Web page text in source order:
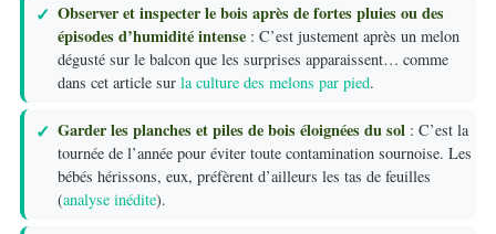
Observer et inspecter le bois après de fortes pluies ou des
épisodes d’humidité intense : C’est justement après un melon
dégusté sur le balcon que les surprises apparaissent… comme
dans cet article sur la culture des melons par pied.
Garder les planches et piles de bois éloignées du sol : C’est la
tournée de l’année pour éviter toute contamination sournoise. Les
bébés hérissons, eux, préfèrent d’ailleurs les tas de feuilles
(analyse inédite).